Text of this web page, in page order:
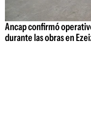
Ancap confirmó
durante las obras en